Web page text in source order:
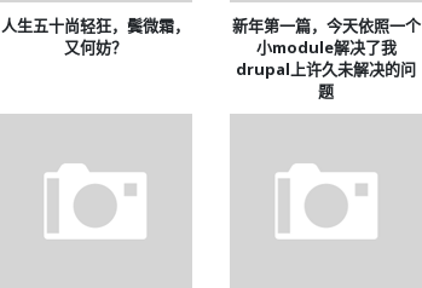
人生五十尚轻狂，鬓微霜，
又何妨？
新年第一篇，今天依照一个
小module解决了我
drupal上许久未解决的问
题